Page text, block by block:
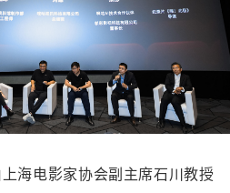
海电影家协会副主席石川教授